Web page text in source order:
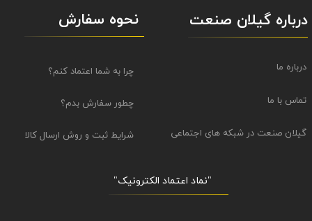
نحوه سفارش
چرا به شما اعتماد کنم؟
چطور سفارش بدم؟
شرایط ثبت و روش ارسال کالا
"نماد اعتماد الکترونیک​​​​​​​"
درباره گیلان صنعت
درباره ما
تماس با ما
گیلان صنعت در شبکه های اجتماعی